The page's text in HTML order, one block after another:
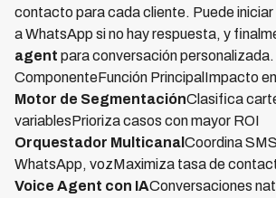
contacto para cada cliente. Puede
a WhatsApp si no hay respuesta, y
agent para conversación personalizada.
ComponenteFunción PrincipalImpacto
Motor de SegmentaciónClasifica
variablesPrioriza casos con mayor ROI
Orquestador Multicanal Coordina
WhatsApp, vozMaximiza tasa de
Voice Agent con IAConversaciones